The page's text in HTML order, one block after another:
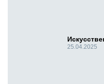
25.04.2025